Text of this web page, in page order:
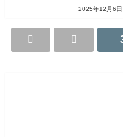
2025年12月6日